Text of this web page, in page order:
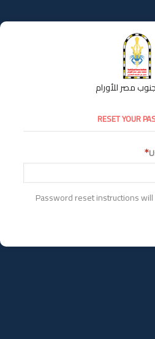
مصر للأورام
RESET YOUR
Password reset instructions